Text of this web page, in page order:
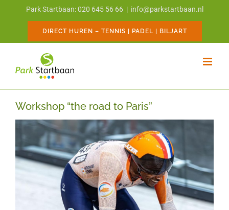
Park Startbaan: 020 645 56 66 | info@parkstartbaan.nl
DIRECT HUREN – TENNIS | PADEL | BILJART
Workshop “the road to Paris”
Bekijk
grotere
afbeelding